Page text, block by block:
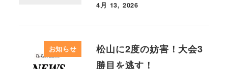
4月 13, 2026
お知らせ
松山に2度の妨害！大会3
勝目を逃す！